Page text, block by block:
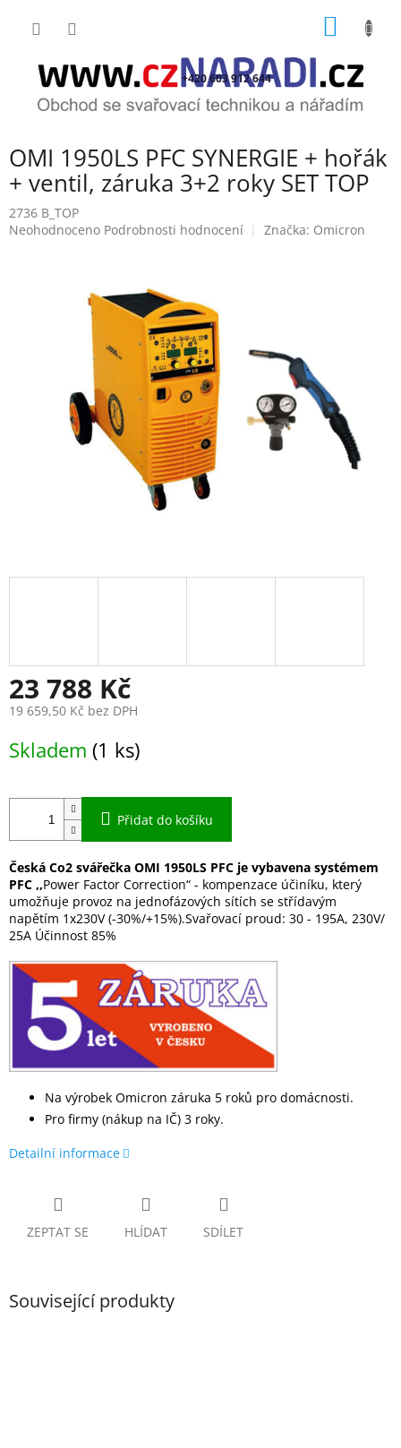
+420 603 912 644
OMI 1950LS PFC SYNERGIE + hořák
+ ventil, záruka 3+2 roky SET TOP
2736 B_TOP
Průměrné
Neohodnoceno Podrobnosti hodnocení Značka: Omicron
23 788 Kč
19 659,50 Kč bez DPH
cena:
Skladem (1 ks)
Přidat do košíku
Česká Co2 svářečka OMI 1950LS PFC je vybavena systémem
PFC ,,Power Factor Correction“ - kompenzace účiníku, který
umožňuje provoz na jednofázových sítích se střídavým
napětím 1x230V (-30%/+15%).Svařovací proud: 30 - 195A, 230V/
25A Účinnost 85%
Na výrobek Omicron záruka 5 roků pro domácnosti.
Pro firmy (nákup na IČ) 3 roky.
Detailní informace
ZEPTAT SE HLÍDAT SDÍLET
Související produkty